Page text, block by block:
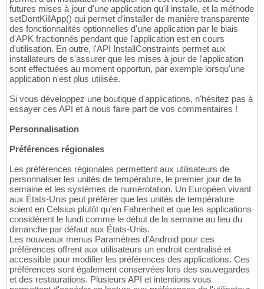
futures mises à jour d'une application qu'il installe, et la méthode
setDontKillApp() qui permet d'installer de manière transparente
des fonctionnalités optionnelles d'une application par le biais
d'APK fractionnés pendant que l'application est en cours
d'utilisation. En outre, l'API InstallConstraints permet aux
installateurs de s'assurer que les mises à jour de l'application
sont effectuées au moment opportun, par exemple lorsqu'une
application n'est plus utilisée.
Si vous développez une boutique d'applications, n'hésitez pas à
essayer ces API et à nous faire part de vos commentaires !
Personnalisation
Préférences régionales
Les préférences régionales permettent aux utilisateurs de
personnaliser les unités de température, le premier jour de la
semaine et les systèmes de numérotation. Un Européen vivant
aux États-Unis peut préférer que les unités de température
soient en Celsius plutôt qu'en Fahrenheit et que les applications
considèrent le lundi comme le début de la semaine au lieu du
dimanche par défaut aux États-Unis.
Les nouveaux menus Paramètres d'Android pour ces
préférences offrent aux utilisateurs un endroit centralisé et
accessible pour modifier les préférences des applications. Ces
préférences sont également conservées lors des sauvegardes
et des restaurations. Plusieurs API et intentions vous